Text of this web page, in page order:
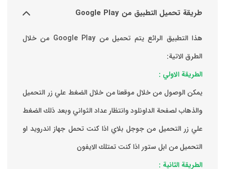
طريقة تحميل التطبيق من Google Play
هذا التطبيق الرائع يتم تحميل من Google Play من خلال
الطرق الاتية:
الطريقة الاولي :
يمكن الوصول من خلال موقعنا من خلال الضغط علي زر التحميل
والذهاب لصفحة الداونلود وانتظار عداد الثواني وبعد ذلك الضغط
علي زر التحميل من جوجل بلاي اذا كنت تحمل جهاز اندرويد او
التحميل من ابل ستور اذا كنت تمتلك الايفون
الطريقة الثانية :